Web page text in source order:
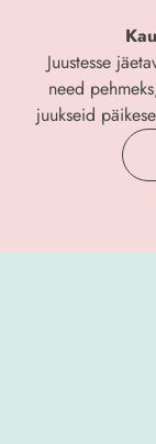
Juustesse
need
juukseid